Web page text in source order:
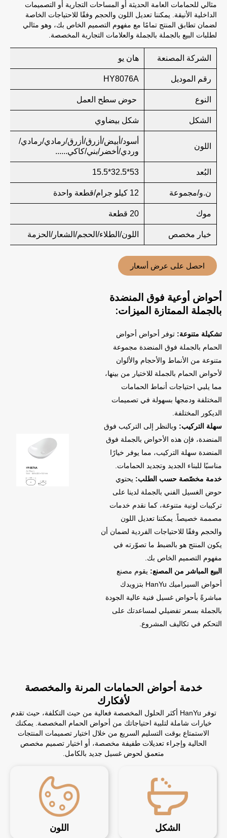
مثالي للحمامات العامة الحديثة أو المساحات التجارية أو التصميمات
الداخلية الأنيقة. يمكننا تعديل اللون والحجم وفقًا للاحتياجات الخاصة
لضمان تطابق المنتج تمامًا مع مفهوم التصميم الخاص بك، وهو مثالي
لطلبات البيع بالجملة بالجملة والعلامات التجارية المخصصة.
الشركة المصنعة هان يو
رقم الموديل HY8076A
النوع حوض سطح العمل
الشكل شكل بيضاوي
اللون
أسود/أبيض/أزرق/أزرق/رمادي/رمادي/
وردي/أخضر/بني/كاكي......
البُعد 53*32.5*15.5
ن.و/مجموعة 12 كيلو جرام/قطعة واحدة
موك 20 قطعة
خيار مخصص اللون/الطلاء/الحجم/الشعار/الحزمة
احصل على عرض أسعار
أحواض أوعية فوق المنضدة
بالجملة الممتازة الميزات:
تشكيلة متنوعة: توفر أحواض أحواض
الحمام بالجملة فوق المنضدة مجموعة
متنوعة من الأنماط والأحجام والألوان
لأحواض الحمام بالجملة للاختيار من بينها،
مما يلبي احتياجات أنماط الحمامات
المختلفة ودمجها بسهولة في تصميمات
الديكور المختلفة.
سهلة التركيب: وبالنظر إلى التركيب فوق
المنضدة، فإن هذه الأحواض بالجملة فوق
المنضدة سهلة التركيب، مما يوفر خيارًا
مناسبًا للبناء الجديد وتجديد الحمامات.
خدمة مخصّصة حسب الطلب: يحتوي
حوض الغسيل الفني بالجملة لدينا على
تركيبات لونية متنوعة، كما نقدم خدمات
مصممة خصيصاً. يمكننا تعديل اللون
والحجم وفقًا للاحتياجات الفردية لضمان أن
يكون المنتج هو بالضبط ما تصوّرته في
مفهوم التصميم الخاص بك.
البيع المباشر من المصنع: يقوم مصنع
أحواض السيراميك HanYu بتزويدك
مباشرةً بأحواض غسيل فنية عالية الجودة
بالجملة بسعر تفضيلي لمساعدتك على
التحكم في تكاليف المشروع.
خدمة أحواض الحمامات المرنة والمخصصة
لأفكارك
توفر HanYu أكثر الحلول المخصصة فعالية من حيث التكلفة، حيث تقدم
خيارات شاملة لتلبية احتياجاتك من أحواض الحمام المخصصة. يمكنك
الاستمتاع بوقت التسليم السريع من خلال اختيار تصميمات المنتجات
الحالية وإجراء تعديلات طفيفة مخصصة، أو اختيار تصميم مخصص
متعمق لحوض غسيل جديد بالكامل.
الشكل اللون